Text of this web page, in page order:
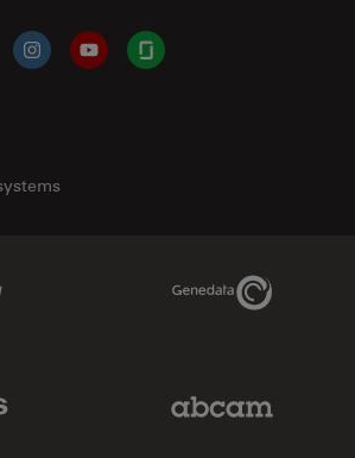
InstagramYouTubeGlassdoor
Genedata Link